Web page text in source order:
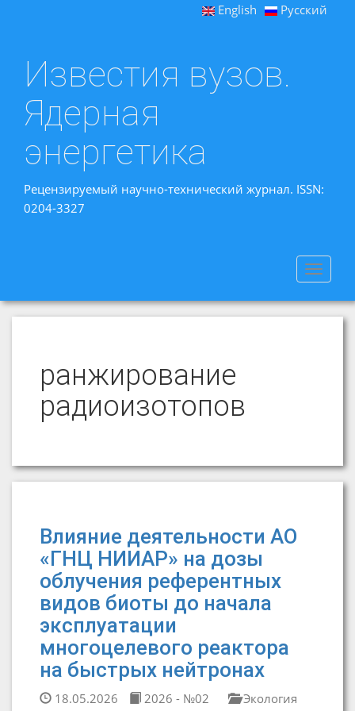
English Русский
Известия вузов.
Ядерная
энергетика
Рецензируемый научно-технический журнал. ISSN:
0204-3327
Toggle
ранжирование
радиоизотопов
Влияние деятельности АО
«ГНЦ НИИАР» на дозы
облучения референтных
видов биоты до начала
эксплуатации
многоцелевого реактора
на быстрых нейтронах
18.05.2026 2026 - №02
Экология